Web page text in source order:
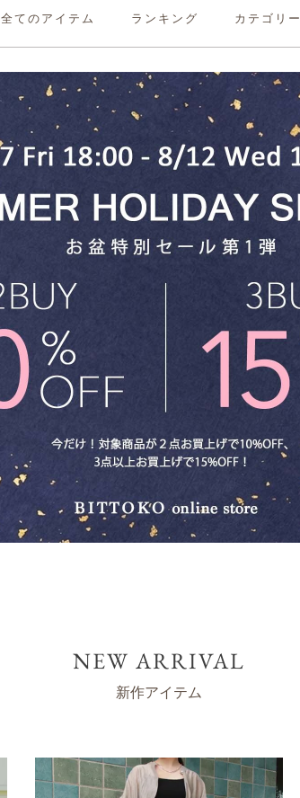
全てのアイテム ランキング カテゴリー
NEW ARRIVAL
新作アイテム